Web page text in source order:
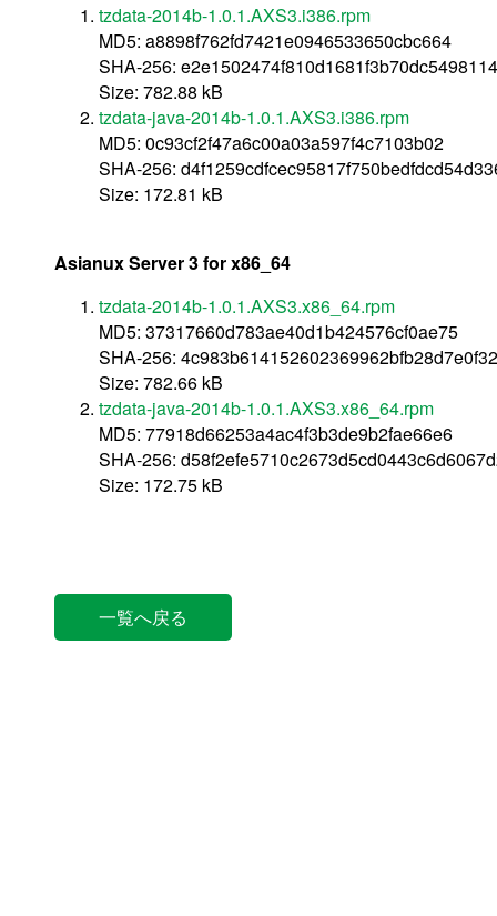
tzdata-2014b-1.0.1.AXS3.i386.rpm
MD5: a8898f762fd7421e0946533650cbc664
SHA-256:
Size: 782.88 kB
tzdata-java-2014b-1.0.1.AXS3.i386.rpm
MD5: 0c93cf2f47a6c00a03a597f4c7103b02
SHA-256:
Size: 172.81 kB
Asianux Server 3 for x86_64
tzdata-2014b-1.0.1.AXS3.x86_64.rpm
MD5: 37317660d783ae40d1b424576cf0ae75
SHA-256:
Size: 782.66 kB
tzdata-java-2014b-1.0.1.AXS3.x86_64.rpm
MD5: 77918d66253a4ac4f3b3de9b2fae66e6
SHA-256:
Size: 172.75 kB
一覧へ戻る